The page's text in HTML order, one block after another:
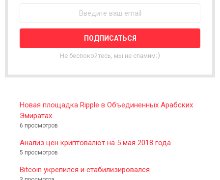
W
L
E
T
R
Не беспокойтесь, мы не спамим;)
Новая площадка Ripple в Объединенных Арабских
Эмиратах
6 просмотров
Анализ цен криптовалют на 5 мая 2018 года
5 просмотров
Bitcoin укрепился и стабилизировался